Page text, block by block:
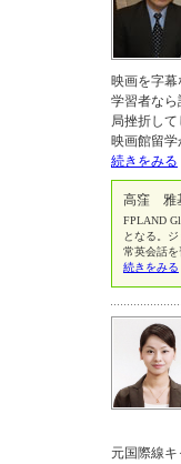
映画を字
学習者な
局挫折し
映画館留
続きをみる
高窪 雅
FPLAND
となる。
常英会話
続きをみる
元国際線